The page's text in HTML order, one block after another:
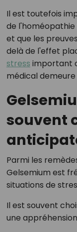
Il est toutefois
de
et que les
delà de l'effet
stress important
médical
souvent
Parmi les
Gelsemium est
situations de
Il est souvent
une